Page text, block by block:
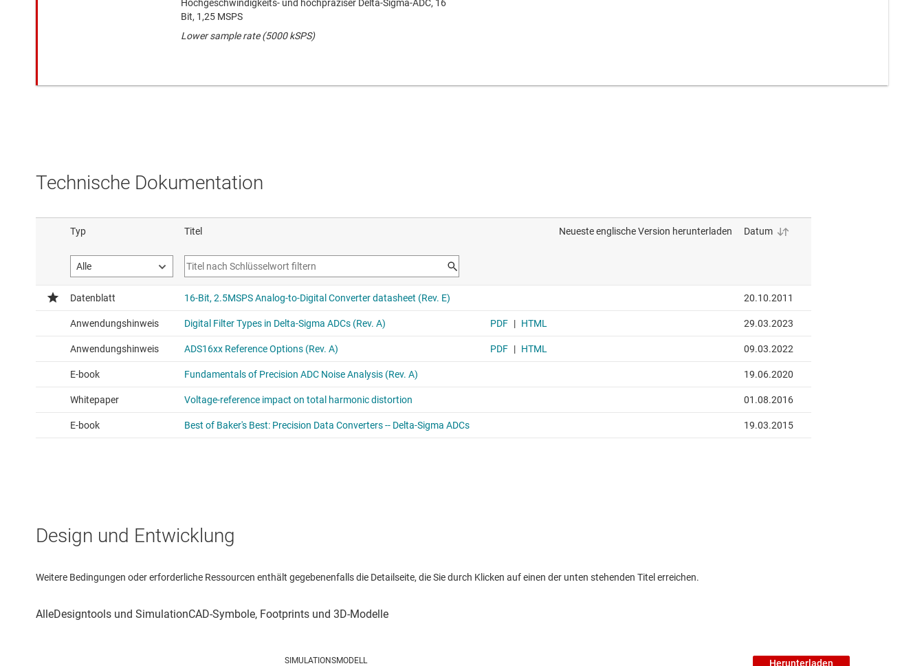
Hochgeschwindigkeits- und hochpräziser Delta-Sigma-ADC, 16
Bit, 1,25 MSPS
Lower sample rate (5000 kSPS)
Technische Dokumentation
Design und Entwicklung
Weitere Bedingungen oder erforderliche Ressourcen enthält gegebenenfalls die Detailseite, die Sie durch Klicken auf einen der unten stehenden Titel erreichen.
SIMULATIONSMODELL Herunterladen